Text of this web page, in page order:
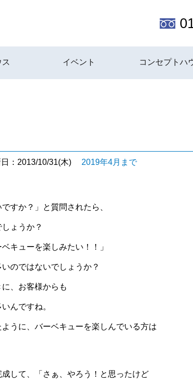
イベント コンセプトハ
：2013/10/31(木) 2019年4月まで
すか？」と質問されたら、
ょうか？
キューを楽しみたい！！」
のではないでしょうか？
、お客様からも
んですね。
うに、バーベキューを楽しんでいる方は
して、「さぁ、やろう！と思ったけど